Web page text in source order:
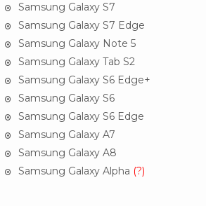
Samsung Galaxy S7
Samsung Galaxy S7 Edge
Samsung Galaxy Note 5
Samsung Galaxy Tab S2
Samsung Galaxy S6 Edge+
Samsung Galaxy S6
Samsung Galaxy S6 Edge
Samsung Galaxy A7
Samsung Galaxy A8
Samsung Galaxy Alpha (?)